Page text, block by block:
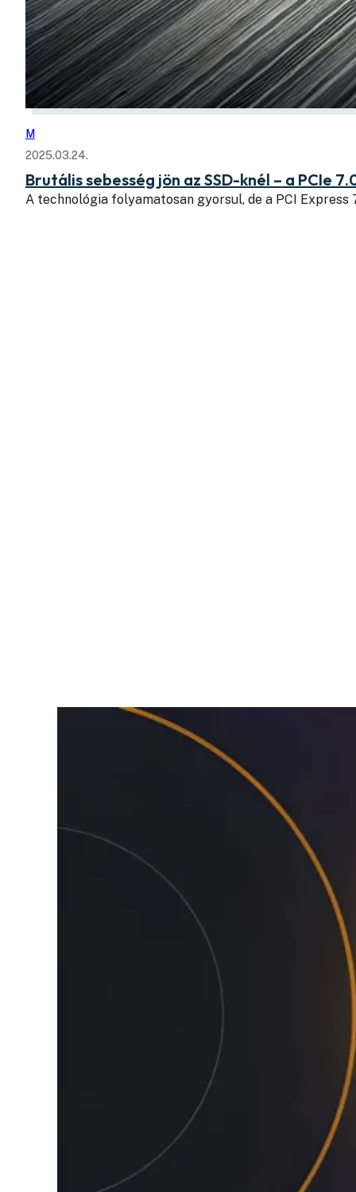
M
2025.03.24.
Brutális sebesség jön az SSD-knél – a PCIe
A technológia folyamatosan gyorsul, de a PCI Express